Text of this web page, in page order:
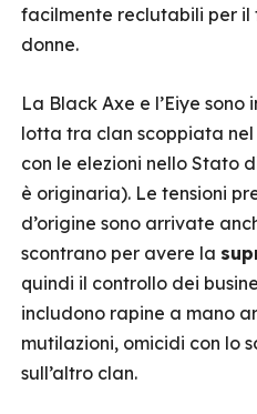
facilmente reclutabili per
donne.
La Black Axe e l’Eiye sono
lotta tra clan scoppiata nel
con le elezioni nello Stato
è originaria). Le tensioni
d’origine sono arrivate
scontrano per avere la
quindi il controllo dei
includono rapine a mano
mutilazioni, omicidi con lo
sull’altro clan.